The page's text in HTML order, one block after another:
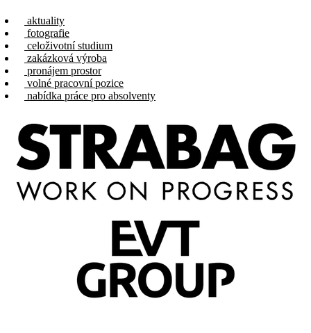
aktuality
fotografie
celoživotní studium
zakázková výroba
pronájem prostor
volné pracovní pozice
nabídka práce pro absolventy